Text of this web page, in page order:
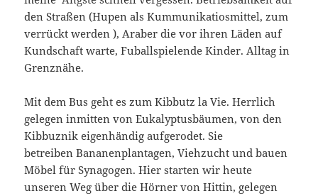
den Straßen (Hupen als Kummunikatiosmittel, zum
verrückt werden ), Araber die vor ihren Läden auf
Kundschaft warte, Fuballspielende Kinder. Alltag in
Grenznähe.
Mit dem Bus geht es zum Kibbutz la Vie. Herrlich
gelegen inmitten von Eukalyptusbäumen, von den
Kibbuznik eigenhändig aufgerodet. Sie
betreiben Bananenplantagen, Viehzucht und bauen
Möbel für Synagogen. Hier starten wir heute
unseren Weg über die Hörner von Hittin, gelegen